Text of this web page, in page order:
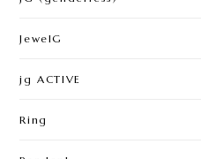
JewelG
jg ACTIVE
Ring